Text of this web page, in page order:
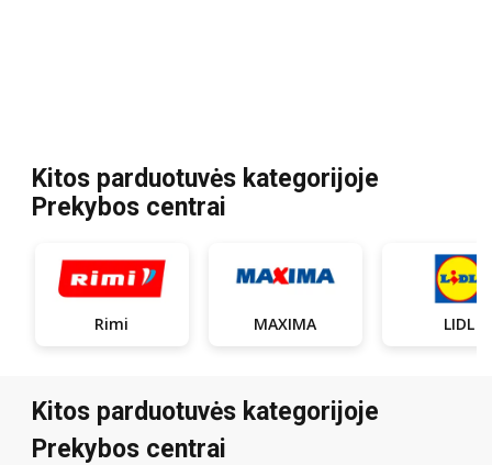
Kitos parduotuvės kategorijoje
Prekybos centrai
Rimi MAXIMA LIDL
Kitos parduotuvės kategorijoje
Prekybos centrai